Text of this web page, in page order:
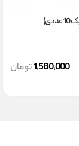
1,580,000تومان